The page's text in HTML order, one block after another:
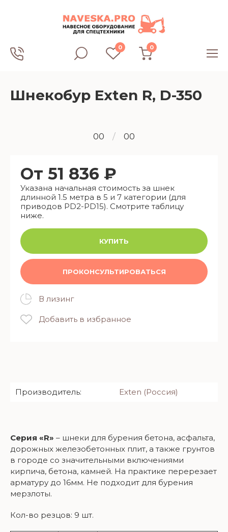
0 0
Шнекобур Exten R, D-350
00 / 00
От 51 836 ₽
Указана начальная стоимость за шнек
длинной 1.5 метра в 5 и 7 категории (для
приводов PD2-PD15). Смотрите таблицу
ниже.
КУПИТЬ
ПРОКОНСУЛЬТИРОВАТЬСЯ
В лизинг
Добавить в избранное
Производитель: Exten (Россия)
Серия «R» – шнеки для бурения бетона, асфальта,
дорожных железобетонных плит, а также грунтов
в городе со значительными включениями
кирпича, бетона, камней. На практике перерезает
арматуру до 16мм. Не подходит для бурения
мерзлоты.
Кол-во резцов: 9 шт.